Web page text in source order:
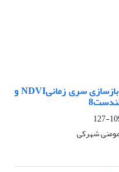
ارزیابی روش های هموارسازی برای بازسازی سری زمانیNDVI و
مومنی شهرکی